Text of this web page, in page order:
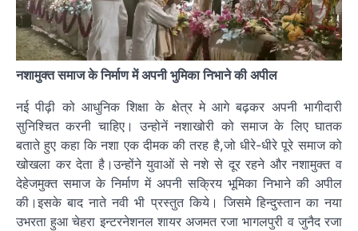
नशामुक्त समाज के निर्माण में अपनी भुमिका निभाने की अपील
नई पीढ़ी को आधुनिक शिक्षा के क्षेत्र मे आगे बढ़कर अपनी भागीदारी
सुनिश्चित करनी चाहिए। उन्होनें नशाखोरी को समाज के लिए घातक
बताते हुए कहा कि नशा एक दीमक की तरह है,जो धीरे-धीरे पूरे समाज को
खोखला कर देता है।उन्होंने युवाओं से नशे से दूर रहने और नशामुक्त व
देहेजमुक्त समाज के निर्माण में अपनी सक्रिय भूमिका निभाने की अपील
की।इसके बाद नाते नवी भी प्रस्तुत किये। जिसमे हिन्दुस्तान का नया
उभरता हुआ चेहरा इन्टरनेशनल शायर अजमत रजा भागलपुरी व जुनैद रजा